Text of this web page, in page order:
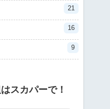
21
16
9
スカパーで！